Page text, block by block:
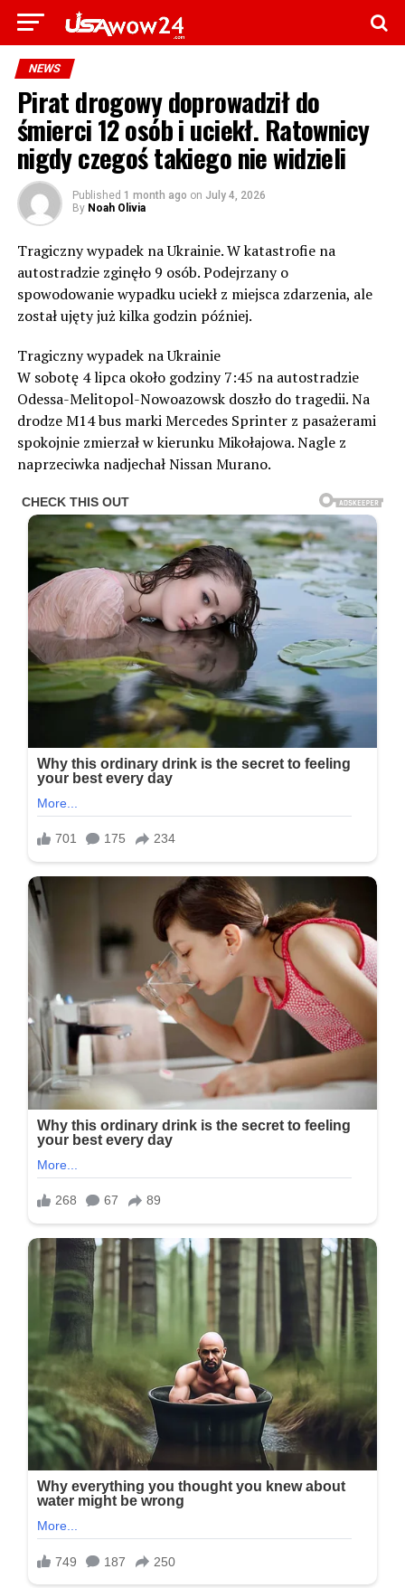
NEWS
Pirat drogowy doprowadził do
śmierci 12 osób i uciekł. Ratownicy
nigdy czegoś takiego nie widzieli
Published 1 month ago on July 4, 2026
By Noah Olivia
Tragiczny wypadek na Ukrainie. W katastrofie na
autostradzie zginęło 9 osób. Podejrzany o
spowodowanie wypadku uciekł z miejsca zdarzenia, ale
został ujęty już kilka godzin później.
Tragiczny wypadek na Ukrainie
W sobotę 4 lipca około godziny 7:45 na autostradzie
Odessa-Melitopol-Nowoazowsk doszło do tragedii. Na
drodze M14 bus marki Mercedes Sprinter z pasażerami
spokojnie zmierzał w kierunku Mikołajowa. Nagle z
naprzeciwka nadjechał Nissan Murano.